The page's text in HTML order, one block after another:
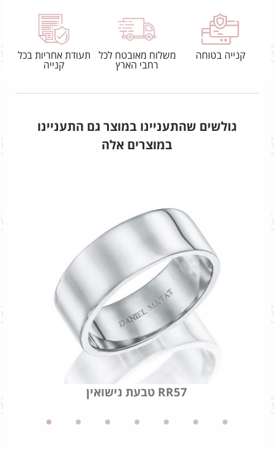
קנייה בטוחה
משלוח מאובטח לכל
רחבי הארץ
תעודת אחריות בכל
קנייה
גולשים שהתעניינו במוצר גם התעניינו
במוצרים אלה
טבעת נישואין RR57